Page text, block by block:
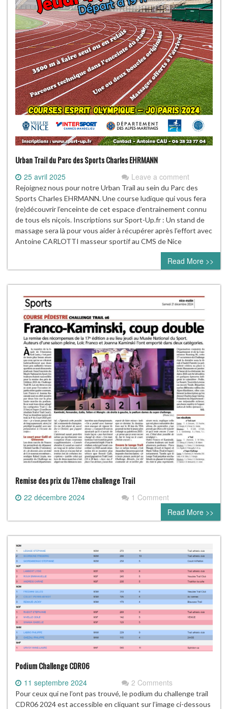
Urban Trail du Parc des Sports Charles EHRMANN
25 avril 2025 Leave a comment
Rejoignez nous pour notre Urban Trail au sein du Parc des
Sports Charles EHRMANN. Une course ludique qui vous fera
(re)découvrir l’enceinte de cet espace d’entrainement connu
de tous els niçois. Inscriptions sur Sport-Up.fr : Un stand de
massage sera là pour vous aider à récupérer après l’effort avec
Antoine CARLOTTI masseur sportif au CMS de Nice
Read More >>
Remise des prix du 17ème challenge Trail
22 décembre 2024
1 Comment
Read More >>
Podium Challenge CDR06
11 septembre 2024 2 Comments
Pour ceux qui ne l’ont pas trouvé, le podium du challenge trail
CDR06 2024 est accessible en cliquant sur l’image ci-dessous